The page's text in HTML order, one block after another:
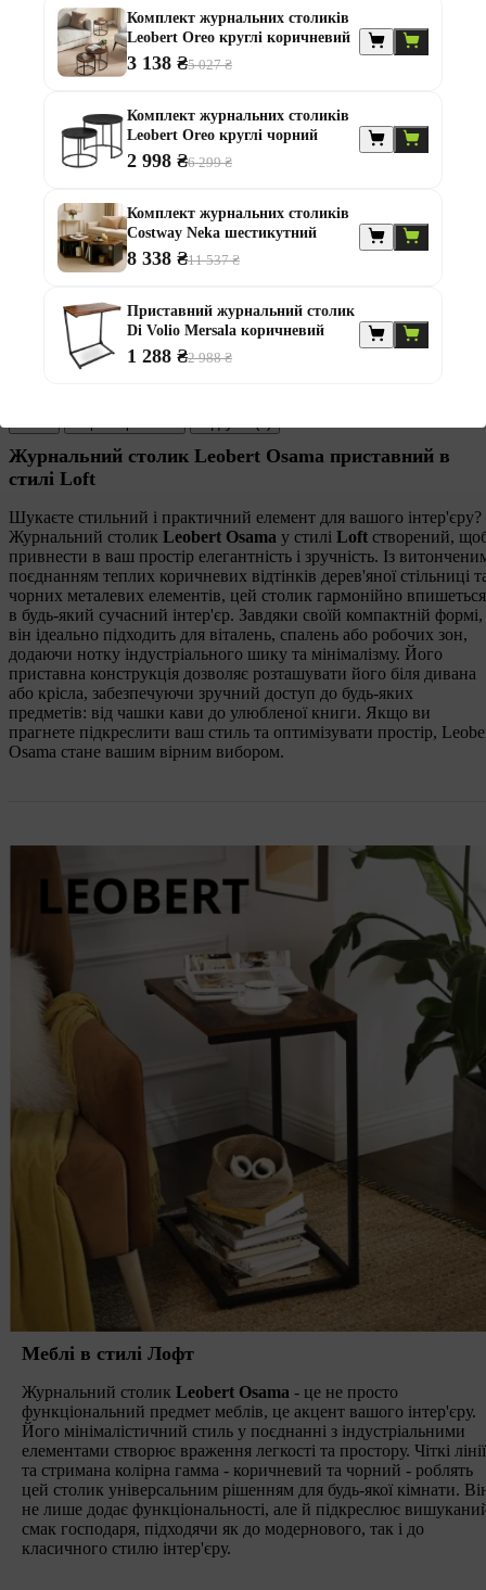
Поділитись
Гарантія
Журнальний столик Leobert Osama приставний в
стилі Loft
Шукаєте стильний і практичний елемент для вашого інтер'єру?
Журнальний столик Leobert Osama у стилі Loft створений,
привнести в ваш простір елегантність і зручність. Із
поєднанням теплих коричневих відтінків дерев'яної стільниці
чорних металевих елементів, цей столик гармонійно впишеться
в будь-який сучасний інтер'єр. Завдяки своїй компактній формі,
він ідеально підходить для віталень, спалень або робочих зон,
додаючи нотку індустріального шику та мінімалізму. Його
приставна конструкція дозволяє розташувати його біля дивана
або крісла, забезпечуючи зручний доступ до будь-яких
предметів: від чашки кави до улюбленої книги. Якщо ви
прагнете підкреслити ваш стиль та оптимізувати простір,
Osama стане вашим вірним вибором.
Меблі в стилі Лофт
Журнальний столик Leobert Osama - це не просто
функціональний предмет меблів, це акцент вашого інтер'єру.
Його мінімалістичний стиль у поєднанні з індустріальними
елементами створює враження легкості та простору. Чіткі лінії
та стримана колірна гамма - коричневий та чорний - роблять
цей столик універсальним рішенням для будь-якої кімнати.
не лише додає функціональності, але й підкреслює
смак господаря, підходячи як до модернового, так і до
класичного стилю інтер'єру.
Комплект журнальних столиків
Leobert Oreo круглі коричневий
3 138 ₴5 027 ₴
Комплект журнальних столиків
Leobert Oreo круглі чорний
2 998 ₴6 299 ₴
Комплект журнальних столиків
Costway Neka шестикутний
8 338 ₴11 537 ₴
Приставний журнальний столик
Di Volio Mersala коричневий
1 288 ₴2 988 ₴